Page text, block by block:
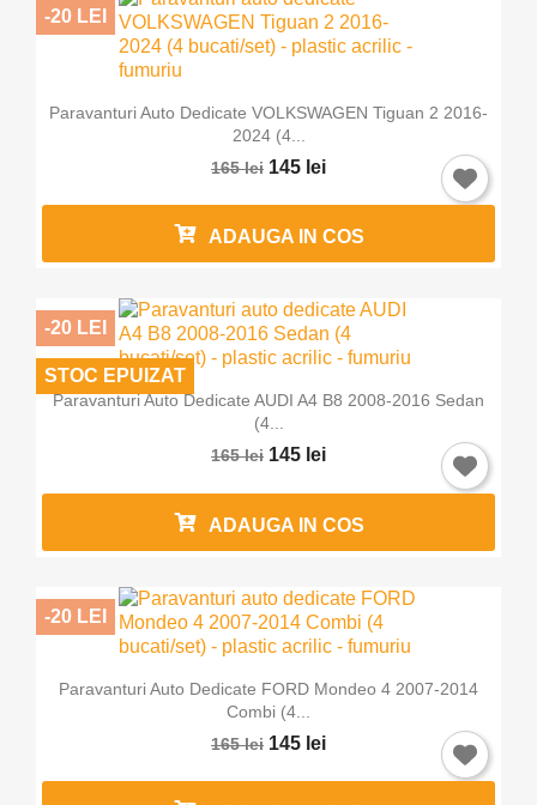
Paravanturi Auto Dedicate VOLKSWAGEN Tiguan 2 2016-
2024 (4...
165 lei 145 lei
-20 LEI
ADAUGA IN COS
Paravanturi Auto Dedicate AUDI A4 B8 2008-2016 Sedan
(4...
165 lei 145 lei
-20 LEI
STOC EPUIZAT
ADAUGA IN COS
Paravanturi Auto Dedicate FORD Mondeo 4 2007-2014
Combi (4...
165 lei 145 lei
-20 LEI